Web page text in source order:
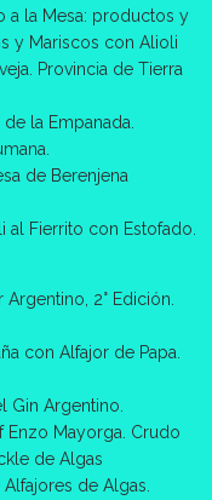
a la Mesa: productos y
y Mariscos con Alioli
Provincia de Tierra
la Empanada.
de Berenjena
al Fierrito con Estofado.
2° Edición.
con Alfajor de Papa.
Gin Argentino.
Enzo Mayorga. Crudo
de Algas
de Algas.